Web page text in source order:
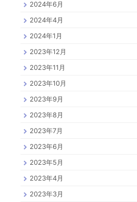
2024年6月
2024年4月
2024年1月
2023年12月
2023年11月
2023年10月
2023年9月
2023年8月
2023年7月
2023年6月
2023年5月
2023年4月
2023年3月